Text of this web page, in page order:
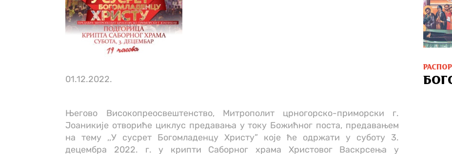
01.12.2022.
Његово Високопреосвештенство, Митрополит црногорско-приморски г.
Јоаникије отвориће циклус предавања у току Божићног поста, предавањем
на тему ,,У сусрет Богомладенцу Христу” које ће одржати у суботу 3.
децембра 2022. г. у крипти Саборног храма Христовог Васкрсења у